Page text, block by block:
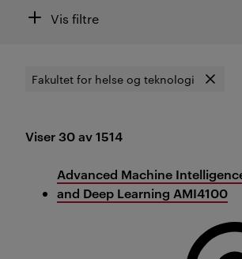
FiltreVis filtre
Fakultet for helse og teknologi
Fjern
Resultat
Viser 30 av 1514
Advanced Machine
and Deep Learning AMI4100